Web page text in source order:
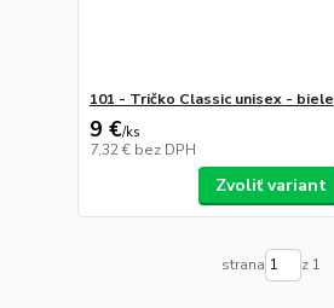
101 - Tričko Classic unisex - biele
9 €/ks
7,32 € bez DPH
Zvoliť variant
strana z 1